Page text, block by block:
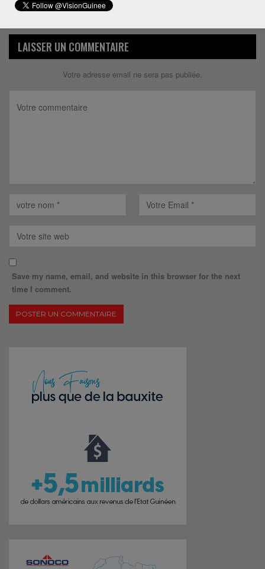
LAISSER UN COMMENTAIRE
Votre adresse email ne sera pas publiée.
Save my name, email, and website in this browser for the next
time I comment.